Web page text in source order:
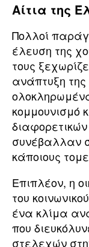
Αίτια της
Πολλοί
έλευση της
τους
ανάπτυξη της
κομμουνισμό
συνέβαλλαν
κάποιους
Επιπλέον, η
του
ένα κλίμα
που
στελεχών